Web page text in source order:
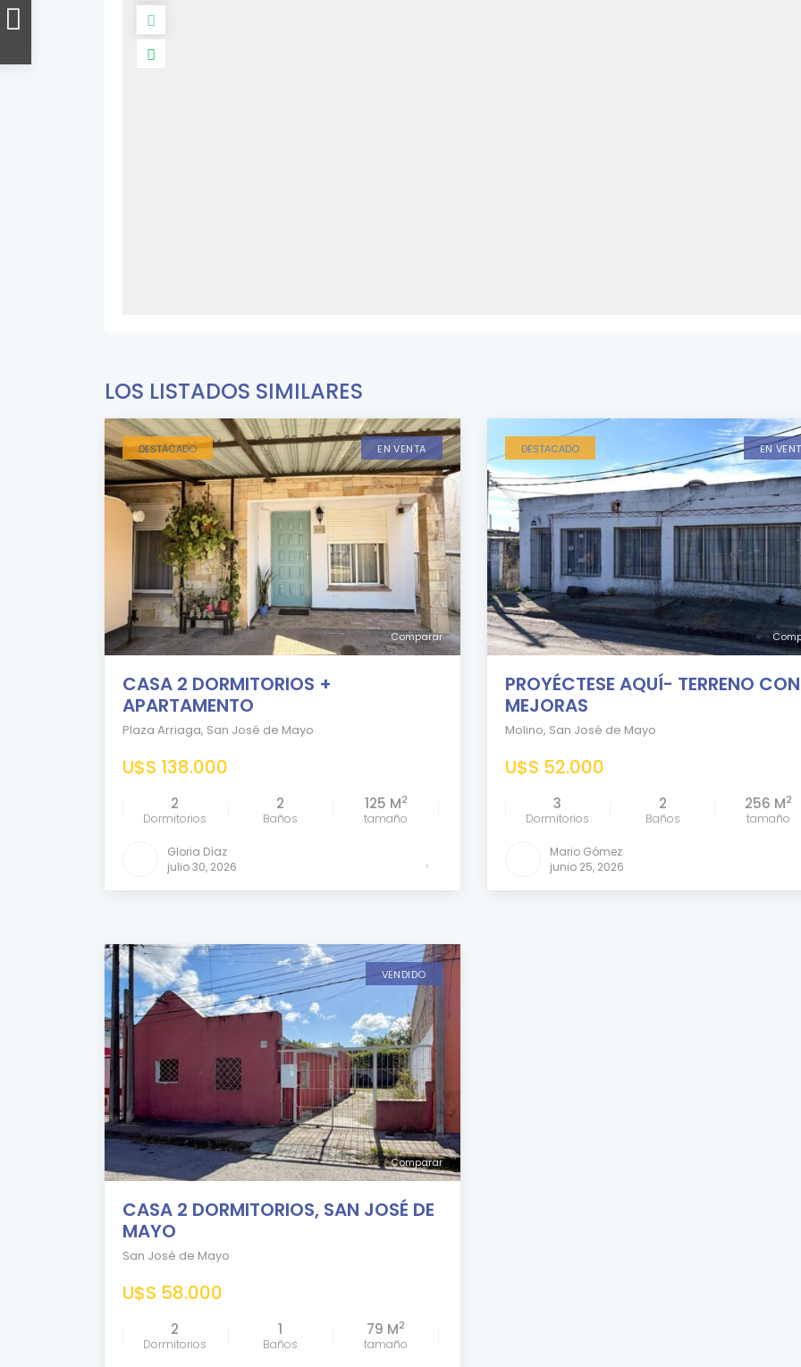
LOS LISTADOS SIMILARES
Comparar
DESTACADO EN VENTA
CASA 2 DORMITORIOS +
APARTAMENTO
Plaza Arriaga, San José de Mayo
U$S 138.000
2
Dormitorios
2
Baños
125 M2
tamaño
Gloria Díaz
julio 30, 2026
DESTACADO EN
PROYÉCTESE AQUÍ- TERRENO CON
MEJORAS
Molino, San José de Mayo
U$S 52.000
3
Dormitorios
2
Baños
256 M2
tamaño
Mario Gómez
junio 25, 2026
Comparar
VENDIDO
CASA 2 DORMITORIOS, SAN JOSÉ DE
MAYO
San José de Mayo
U$S 58.000
2
Dormitorios
1
Baños
79 M2
tamaño